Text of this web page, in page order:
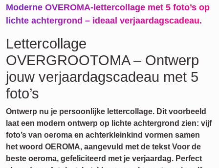
Moderne OVEROMA-lettercollage met 5 foto’s op
lichte achtergrond – ideaal verjaardagscadeau.
Lettercollage
OVERGROOTOMA – Ontwerp
jouw verjaardagscadeau met 5
foto’s
Ontwerp nu je persoonlijke lettercollage. Dit voorbeeld
laat een modern ontwerp op lichte achtergrond zien: vijf
foto’s van oeroma en achterkleinkind vormen samen
het woord OEROMA, aangevuld met de tekst Voor de
beste oeroma, gefeliciteerd met je verjaardag. Perfect